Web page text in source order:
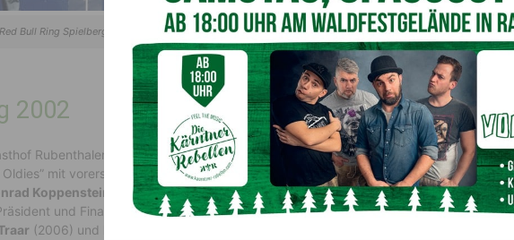
Red Bull Ring Spielberg
Imkerei Segner
2002
Rubenthaler in Förolach wurde schlussendlich am 31. Jänner des Jahres 2002 der
Oldies” mit vorerst sieben Mitgliedern formal gegründet: Johann Fritzals Schriftführer,
Koppensteiner, Hermann Pfeifer, Herbert Pitzler, Rudolf PockundErich
und Finanzminister. In den Folgejahren kamen dann noch Johann Pettauer
(2006) und